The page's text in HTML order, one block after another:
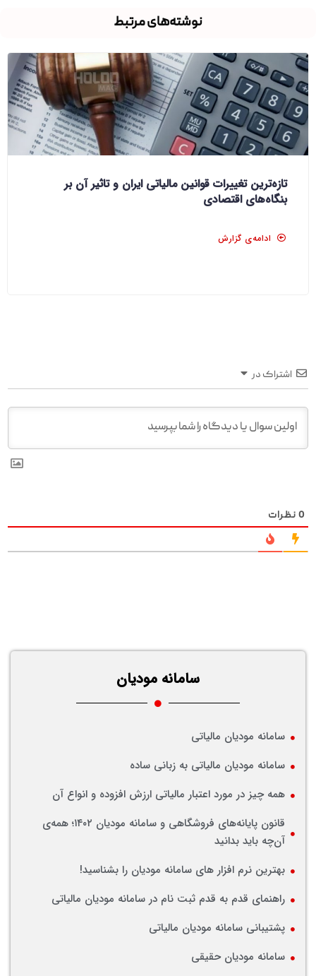
سامانه مودیان
سامانه مودیان مالیاتی
سامانه مودیان مالیاتی به زبانی ساده
همه چیز در مورد اعتبار مالیاتی ارزش افزوده و انواع آن
قانون پایانه‌های فروشگاهی و سامانه مودیان ۱۴۰۲؛ همه‌ی
آن‌چه باید بدانید
بهترین نرم افزار های سامانه مودیان را بشناسید!
راهنمای قدم به قدم ثبت نام در سامانه مودیان مالیاتی
پشتیبانی سامانه مودیان مالیاتی
سامانه مودیان حقیقی
نوشته‌های مرتبط
تازه‌ترین تغییرات قوانین مالیاتی ایران و تاثیر آن بر
بنگاه‌های اقتصادی
ادامه‌ی گزارش
اشتراک در
0 نظرات